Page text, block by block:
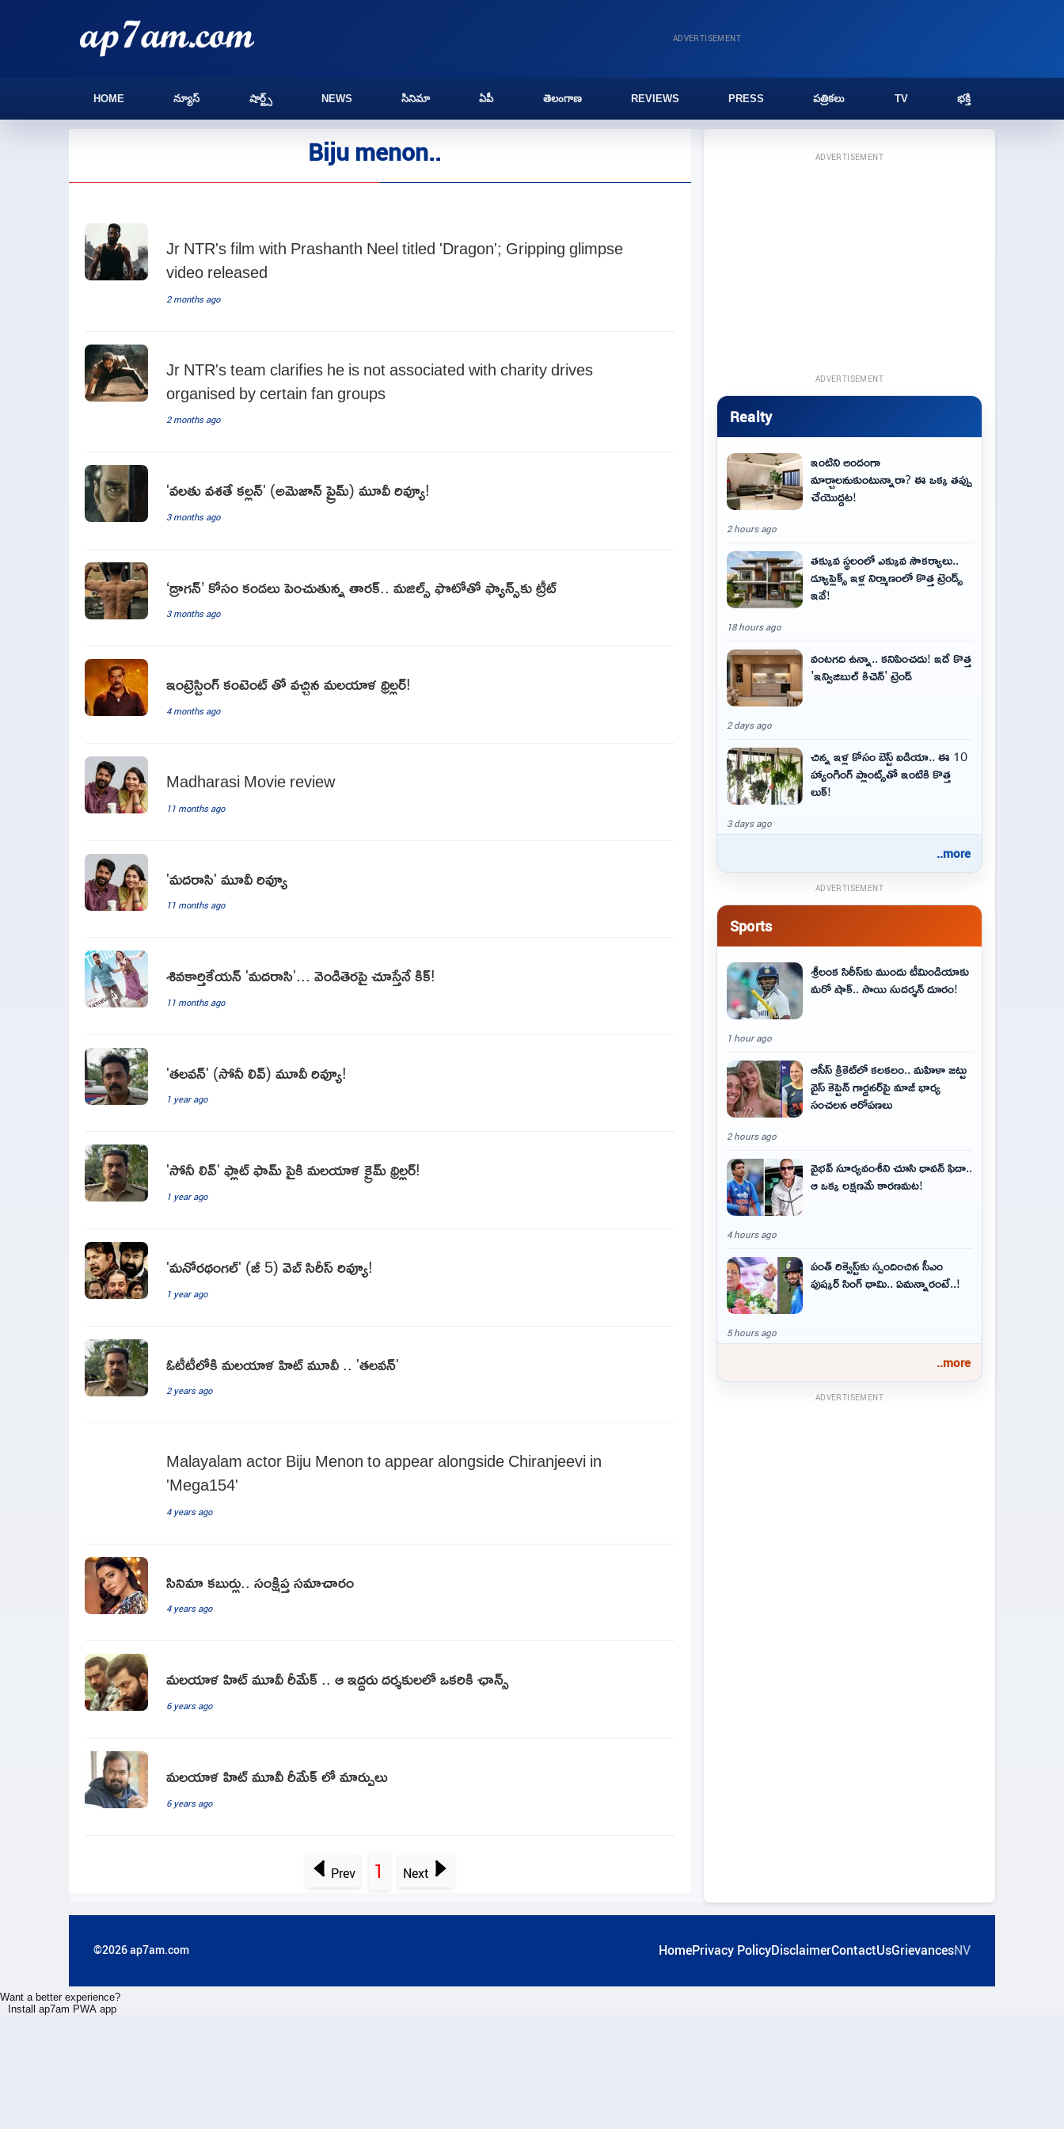
ADVERTISEMENT
HOME న్యూస్ షార్ట్స్ NEWS సినిమా ఏపీ తెలంగాణ REVIEWS PRESS పత్రికలు TV భక్తి
Biju menon..
Jr NTR's film with Prashanth Neel titled 'Dragon'; Gripping glimpse
video released
2 months ago
Jr NTR's team clarifies he is not associated with charity drives
organised by certain fan groups
2 months ago
'వలతు వశతే కల్లన్' (అమెజాన్ ప్రైమ్) మూవీ రివ్యూ!
3 months ago
‘డ్రాగన్’ కోసం కండలు పెంచుతున్న తారక్.. మజిల్స్ ఫొటోతో ఫ్యాన్స్‌కు ట్రీట్
3 months ago
ఇంట్రెస్టింగ్ కంటెంట్ తో వచ్చిన మలయాళ థ్రిల్లర్!
4 months ago
Madharasi Movie review
11 months ago
'మదరాసి' మూవీ రివ్యూ
11 months ago
శివకార్తికేయన్ 'మదరాసి'... వెండితెరపై చూస్తేనే కిక్!
11 months ago
'తలవన్' (సోనీ లివ్) మూవీ రివ్యూ!
1 year ago
'సోనీ లివ్' ఫ్లాట్ ఫామ్ పైకి మలయాళ క్రైమ్ థ్రిల్లర్!
1 year ago
'మనోరథంగల్' (జీ 5) వెబ్ సిరీస్ రివ్యూ!
1 year ago
ఓటీటీలోకి మలయాళ హిట్ మూవీ .. 'తలవన్'
2 years ago
Malayalam actor Biju Menon to appear alongside Chiranjeevi in
'Mega154'
4 years ago
సినిమా కబుర్లు.. సంక్షిప్త సమాచారం
4 years ago
మలయాళ హిట్ మూవీ రీమేక్ .. ఆ ఇద్దరు దర్శకులలో ఒకరికి ఛాన్స్
6 years ago
మలయాళ హిట్ మూవీ రీమేక్ లో మార్పులు
6 years ago
Prev 1 Next
ADVERTISEMENT
ADVERTISEMENT
Realty
ఇంటిని అందంగా
మార్చాలనుకుంటున్నారా? ఈ ఒక్క తప్పు
చేయొద్దట!
2 hours ago
తక్కువ స్థలంలో ఎక్కువ సౌకర్యాలు..
డ్యూప్లెక్స్ ఇళ్ల నిర్మాణంలో కొత్త ట్రెండ్స్
ఇవే!
18 hours ago
వంటగది ఉన్నా.. కనిపించదు! ఇదే కొత్త
'ఇన్విజిబుల్ కిచెన్' ట్రెండ్
2 days ago
చిన్న ఇళ్ల కోసం బెస్ట్ ఐడియా.. ఈ 10
హ్యాంగింగ్ ప్లాంట్స్‌తో ఇంటికి కొత్త
లుక్!
3 days ago
..more
ADVERTISEMENT
Sports
శ్రీలంక సిరీస్‌కు ముందు టీమిండియాకు
మరో షాక్‌.. సాయి సుదర్శన్‌ దూరం!
1 hour ago
ఆసీస్ క్రికెట్‌లో కలకలం.. మహిళా జట్టు
వైస్ కెప్టెన్ గార్డనర్‌పై మాజీ భార్య
సంచలన ఆరోపణలు
2 hours ago
వైభవ్‌ సూర్యవంశీని చూసి ధావన్‌ ఫిదా..
ఆ ఒక్క లక్షణమే కారణమట!
4 hours ago
పంత్ రిక్వెస్ట్‌కు స్పందించిన సీఎం
పుష్కర్ సింగ్ ధామి.. ఏమ‌న్నారంటే..!
5 hours ago
..more
ADVERTISEMENT
©2026 ap7am.com HomePrivacy PolicyDisclaimerContactUsGrievancesNV
Want a better experience?
Install ap7am PWA app